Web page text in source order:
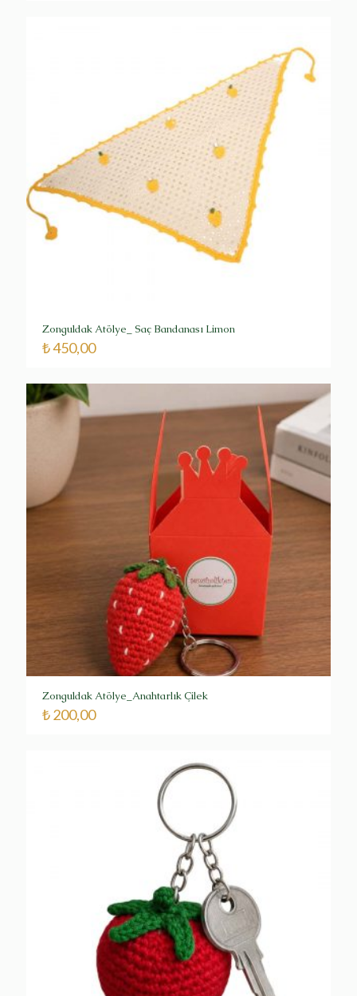
Zonguldak Atölye_ Saç Bandanası Limon
₺450,00
Zonguldak Atölye_Anahtarlık Çilek
₺200,00